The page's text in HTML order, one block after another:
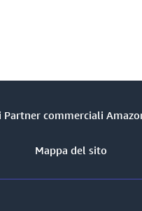
Partner commerciali
Mappa del sito